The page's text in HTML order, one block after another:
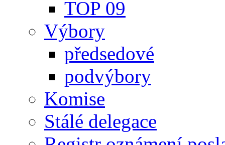
TOP 09
Výbory
předsedové
podvýbory
Komise
Stálé delegace